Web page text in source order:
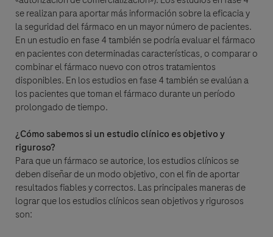
se realizan para aportar más información sobre la eficacia y
la seguridad del fármaco en un mayor número de pacientes.
En un estudio en fase 4 también se podría evaluar el fármaco
en pacientes con determinadas características, o comparar o
combinar el fármaco nuevo con otros tratamientos
disponibles. En los estudios en fase 4 también se evalúan a
los pacientes que toman el fármaco durante un período
prolongado de tiempo.
¿Cómo sabemos si un estudio clínico es objetivo y
riguroso?
Para que un fármaco se autorice, los estudios clínicos se
deben diseñar de un modo objetivo, con el fin de aportar
resultados fiables y correctos. Las principales maneras de
lograr que los estudios clínicos sean objetivos y rigurosos
son: